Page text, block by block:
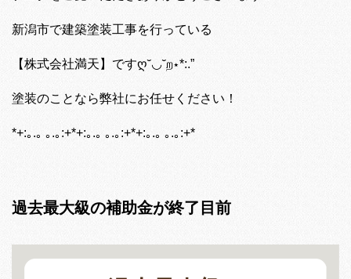
新潟市で建築塗装工事を行っている
【株式会社満天】ですღ˘◡˘ற⋆*:.”
塗装のことなら弊社にお任せください！
*+:｡.｡ ｡.｡:+*+:｡.｡ ｡.｡:+*+:｡.｡ ｡.｡:+*
過去最大級の補助金が終了目前